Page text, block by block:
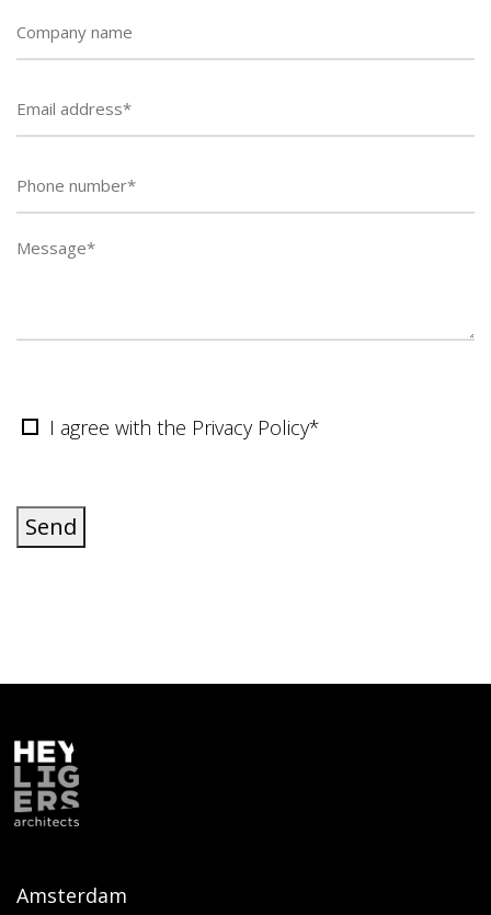
Phone
number
I agree with the Privacy Policy*
Send
Amsterdam